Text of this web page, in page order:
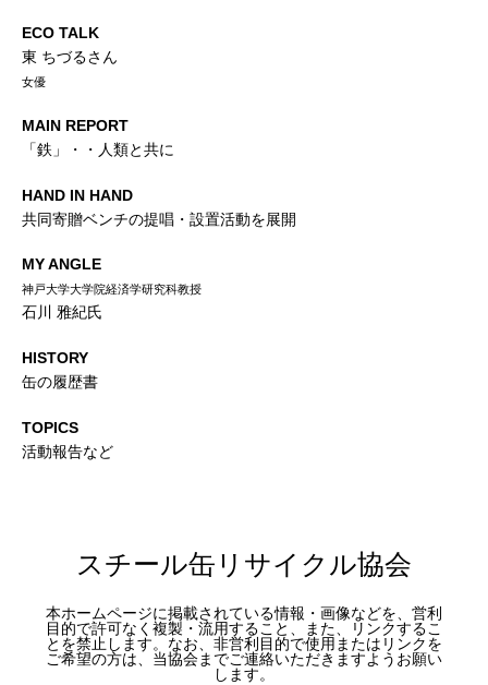
ECO TALK
東 ちづるさん
女優
MAIN REPORT
「鉄」・・人類と共に
HAND IN HAND
共同寄贈ベンチの提唱・設置活動を展開
MY ANGLE
神戸大学大学院経済学研究科教授
石川 雅紀氏
HISTORY
缶の履歴書
TOPICS
活動報告など
スチール缶リサイクル協会
本ホームページに掲載されている情報・画像などを、営利
目的で許可なく複製・流用すること、また、リンクするこ
とを禁止します。なお、非営利目的で使用またはリンクを
ご希望の方は、当協会までご連絡いただきますようお願い
します。